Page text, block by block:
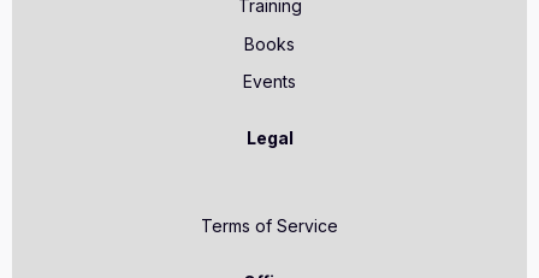
Training
Books
Events
Legal
Terms of Service